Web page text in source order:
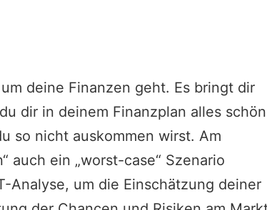
deine Finanzen geht. Es bringt dir
dir in deinem Finanzplan alles schön
so nicht auskommen wirst. Am
auch ein „worst-case“ Szenario
Analyse, um die Einschätzung deiner